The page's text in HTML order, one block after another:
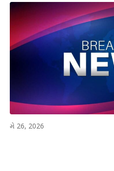
મે 26, 2026